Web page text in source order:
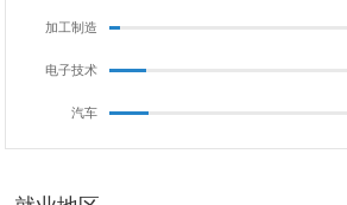
加工制造
电子技术
汽车